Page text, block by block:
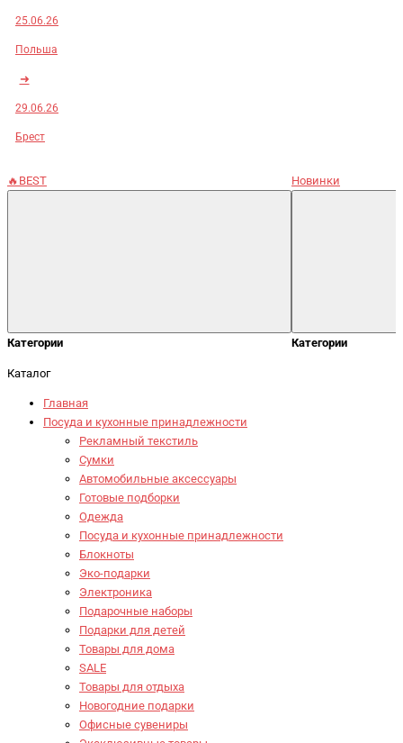
25.06.26
Польша
➜
29.06.26
Брест
🔥BEST
Категории
Новинки
Категории
Каталог
Главная
Посуда и кухонные принадлежности
Рекламный текстиль
Сумки
Автомобильные аксессуары
Готовые подборки
Одежда
Посуда и кухонные принадлежности
Блокноты
Эко-подарки
Электроника
Подарочные наборы
Подарки для детей
Товары для дома
SALE
Товары для отдыха
Новогодние подарки
Офисные сувениры